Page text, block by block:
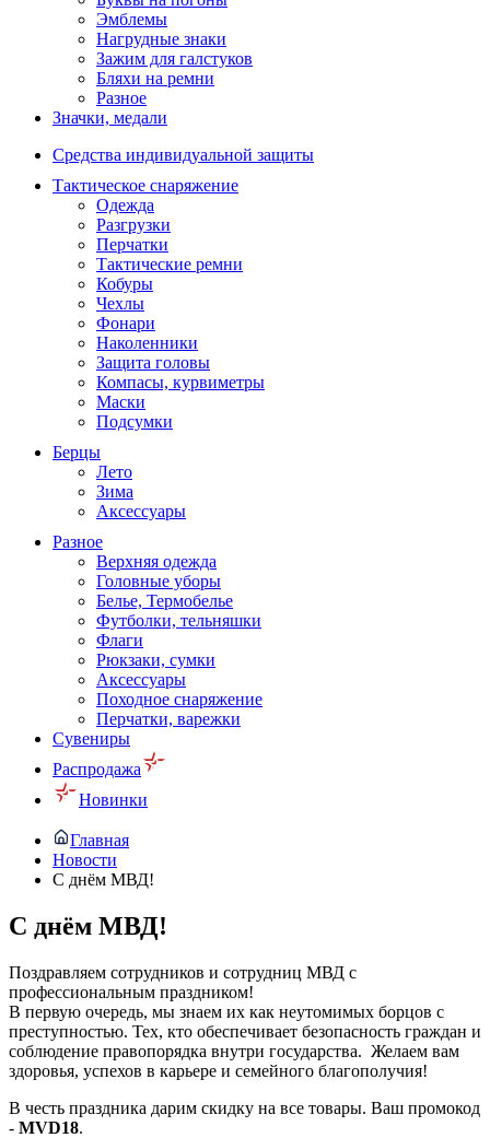
Эмблемы
Нагрудные знаки
Зажим для галстуков
Бляхи на ремни
Разное
Значки, медали
Средства индивидуальной защиты
Тактическое снаряжение
Одежда
Разгрузки
Перчатки
Тактические ремни
Кобуры
Чехлы
Фонари
Наколенники
Защита головы
Компасы, курвиметры
Маски
Подсумки
Берцы
Лето
Зима
Аксессуары
Разное
Верхняя одежда
Головные уборы
Белье, Термобелье
Футболки, тельняшки
Флаги
Рюкзаки, сумки
Аксессуары
Походное снаряжение
Перчатки, варежки
Сувениры
Распродажа
Новинки
Главная
Новости
С днём МВД!
С днём МВД!
Поздравляем сотрудников и сотрудниц МВД с
профессиональным праздником!
В первую очередь, мы знаем их как неутомимых борцов с
преступностью. Тех, кто обеспечивает безопасность граждан и
соблюдение правопорядка внутри государства. Желаем вам
здоровья, успехов в карьере и семейного благополучия!
В честь праздника дарим скидку на все товары. Ваш промокод
- MVD18.